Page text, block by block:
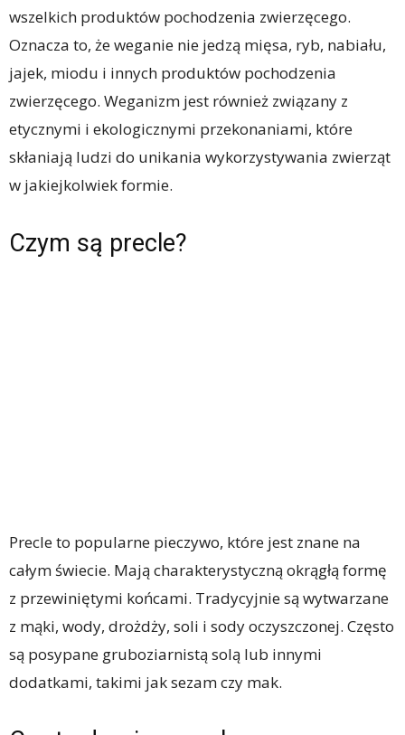
wszelkich produktów pochodzenia zwierzęcego.
Oznacza to, że weganie nie jedzą mięsa, ryb, nabiału,
jajek, miodu i innych produktów pochodzenia
zwierzęcego. Weganizm jest również związany z
etycznymi i ekologicznymi przekonaniami, które
skłaniają ludzi do unikania wykorzystywania zwierząt
w jakiejkolwiek formie.
Czym są precle?
Precle to popularne pieczywo, które jest znane na
całym świecie. Mają charakterystyczną okrągłą formę
z przewiniętymi końcami. Tradycyjnie są wytwarzane
z mąki, wody, drożdży, soli i sody oczyszczonej. Często
są posypane gruboziarnistą solą lub innymi
dodatkami, takimi jak sezam czy mak.